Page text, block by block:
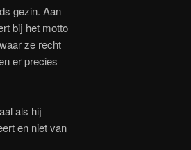
gezin. Aan
bij het motto
ze recht
er precies
als hij
en niet van